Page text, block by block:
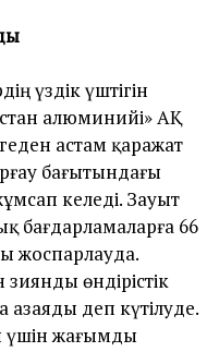
үздік үштігін
алюминийі» АҚ
астам қаражат
бағытындағы
келеді. Зауыт
бағдарламаларға 66
жоспарлауда.
өндірістік
азаяды деп күтілуде.
үшін жағымды